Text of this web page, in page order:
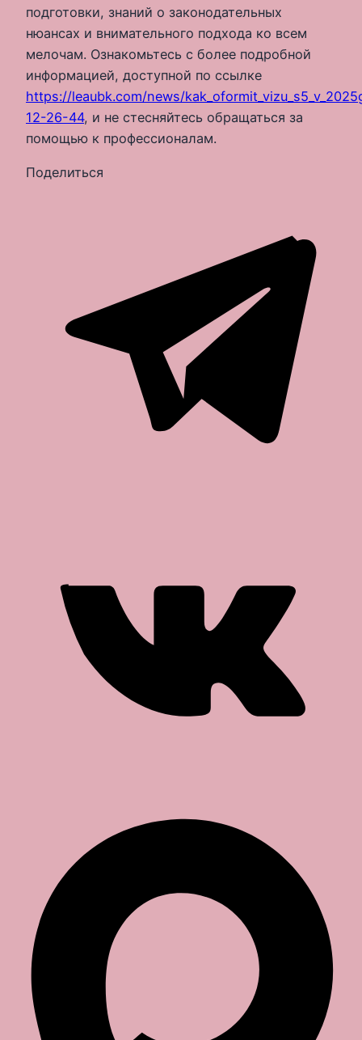
подготовки, знаний о законодательных
нюансах и внимательного подхода ко всем
мелочам. Ознакомьтесь с более подробной
информацией, доступной по ссылке
https://leaubk.com/news/
12-26-44, и не стесняйтесь обращаться за
помощью к профессионалам.
Поделиться